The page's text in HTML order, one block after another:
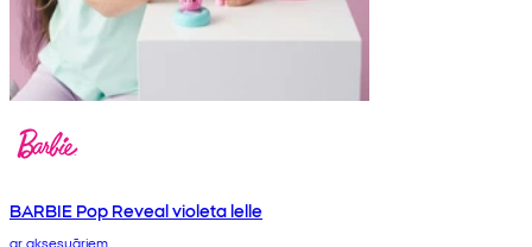
BARBIE Pop Reveal violeta lelle
ar aksesuāriem